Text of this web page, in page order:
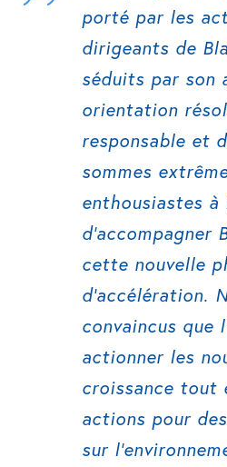
porté par les
dirigeants de
séduits par son
orientation
responsable et
sommes
enthousiastes à
d’accompagner
cette nouvelle
d’accélération.
convaincus que
actionner les
croissance tout
actions pour
sur